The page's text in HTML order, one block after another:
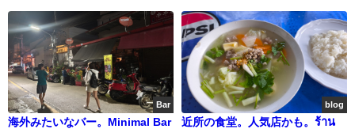
Bar
海外みたいなバー。Minimal Bar
blog
近所の食堂。人気店かも。ร้าน